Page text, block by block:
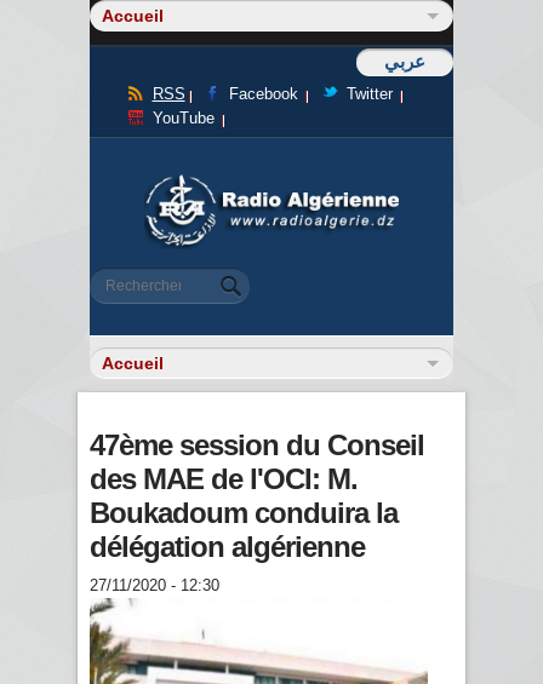
عربي
RSS Facebook
Twitter
YouTube
Formulaire de recherche
Rechercher
47ème session du Conseil
des MAE de l'OCI: M.
Boukadoum conduira la
délégation algérienne
27/11/2020 - 12:30